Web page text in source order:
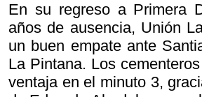
En su regreso a Primera
años de ausencia, Unión
un buen empate ante
La Pintana. Los
ventaja en el minuto 3,